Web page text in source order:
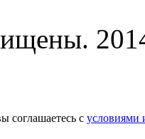
соглашаетесь с условиями